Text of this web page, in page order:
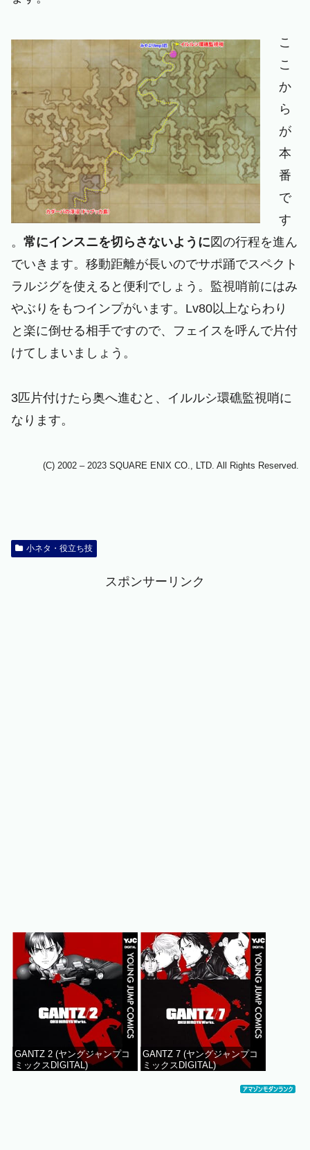
こ
こ
か
ら
が
本
番
で
す
。 常にインスニを切らさないように 図の行程を進ん
でいきます。移動距離が長いのでサポ踊でスペクト
ラルジグを使えると便利でしょう。監視哨前にはみ
やぶりをもつインプがいます。Lv80以上ならわり
と楽に倒せる相手ですので、フェイスを呼んで片付
けてしまいましょう。
3匹片付けたら奥へ進むと、イルルシ環礁監視哨に
なります。
(C) 2002 – 2023 SQUARE ENIX CO., LTD. All Rights Reserved.
小ネタ・役立ち技
スポンサーリンク
GANTZ 2 (ヤングジャンプコ
ミックスDIGITAL)
GANTZ 7 (ヤングジャンプコ
ミックスDIGITAL)